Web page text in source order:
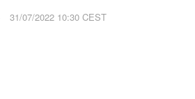
31/07/2022 10:30 CEST